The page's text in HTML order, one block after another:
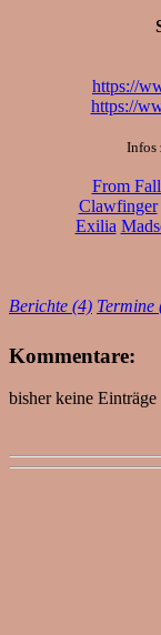
https://
https://
Infos
From
Clawfinger
Exilia
Berichte (4) Termine
Kommentare:
bisher keine Einträge